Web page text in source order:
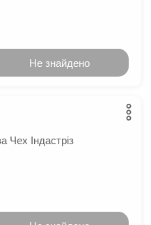
Не знайдено
Чех Індастріз